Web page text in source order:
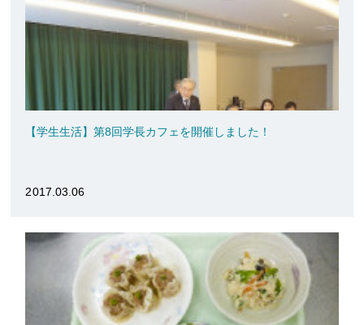
【学生生活】第8回学長カフェを開催しました！
2017.03.06